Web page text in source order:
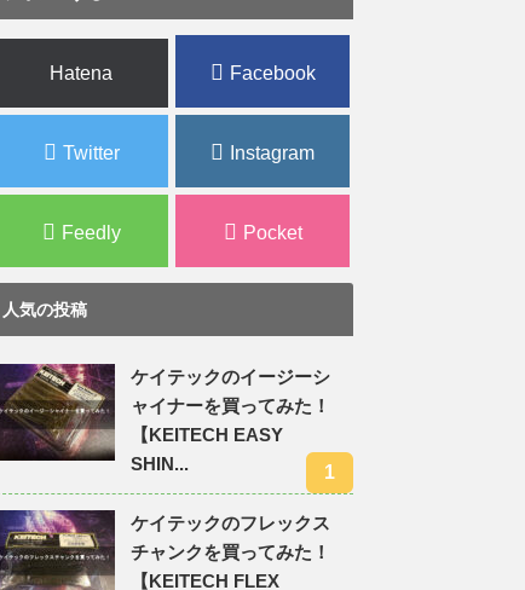
Hatena Facebook
Twitter Instagram
Feedly Pocket
人気の投稿
ケイテックのイージーシ
ャイナーを買ってみた！
【KEITECH EASY
SHIN...
ケイテックのフレックス
チャンクを買ってみた！
【KEITECH FLEX